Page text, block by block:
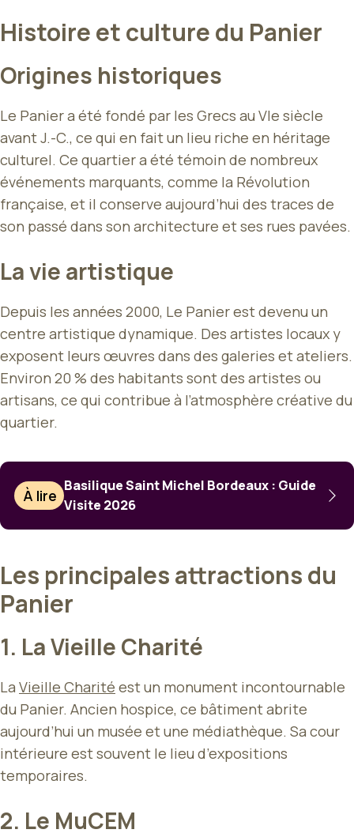
Histoire et culture du Panier
Origines historiques
Le Panier a été fondé par les Grecs au VIe siècle
avant J.-C., ce qui en fait un lieu riche en héritage
culturel. Ce quartier a été témoin de nombreux
événements marquants, comme la Révolution
française, et il conserve aujourd’hui des traces de
son passé dans son architecture et ses rues pavées.
La vie artistique
Depuis les années 2000, Le Panier est devenu un
centre artistique dynamique. Des artistes locaux y
exposent leurs œuvres dans des galeries et ateliers.
Environ 20 % des habitants sont des artistes ou
artisans, ce qui contribue à l’atmosphère créative du
quartier.
À lire
Basilique Saint Michel Bordeaux : Guide
Visite 2026
Les principales attractions du
Panier
1. La Vieille Charité
La Vieille Charité est un monument incontournable
du Panier. Ancien hospice, ce bâtiment abrite
aujourd’hui un musée et une médiathèque. Sa cour
intérieure est souvent le lieu d’expositions
temporaires.
2. Le MuCEM